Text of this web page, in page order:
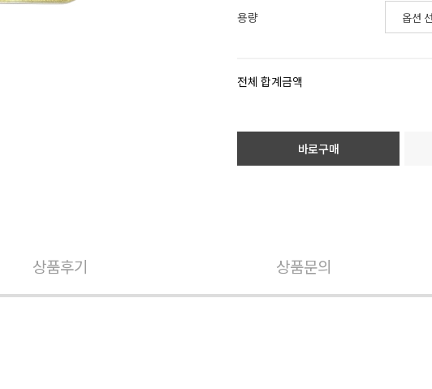
용량
전체 합계금액
바로구매
상품후기 상품문의